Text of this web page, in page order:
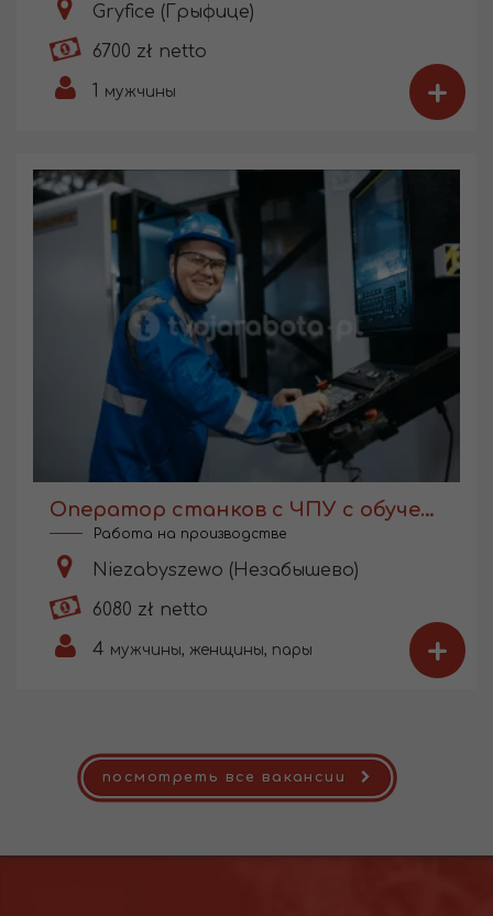
Gryfice (Грыфице)
6700 zł netto
1 мужчины +
Оператор станков с ЧПУ с обучением
Работа на производстве
Niezabyszewo (Незабышево)
6080 zł netto
4 мужчины, женщины, пары +
посмотреть все вакансии